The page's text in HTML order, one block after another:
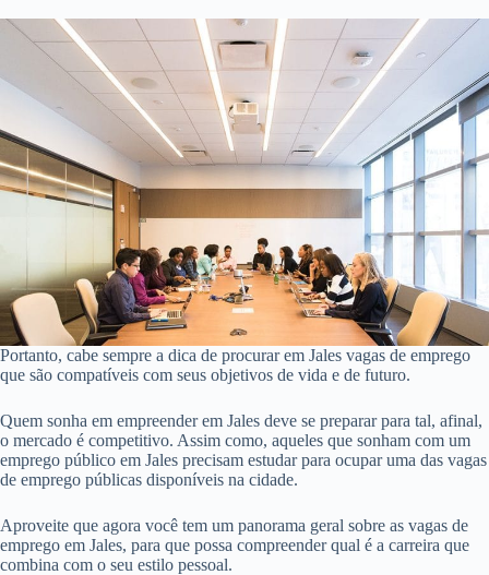
Portanto, cabe sempre a dica de procurar em Jales vagas de emprego
que são compatíveis com seus objetivos de vida e de futuro.
Quem sonha em empreender em Jales deve se preparar para tal, afinal,
o mercado é competitivo. Assim como, aqueles que sonham com um
emprego público em Jales precisam estudar para ocupar uma das vagas
de emprego públicas disponíveis na cidade.
Aproveite que agora você tem um panorama geral sobre as vagas de
emprego em Jales, para que possa compreender qual é a carreira que
combina com o seu estilo pessoal.